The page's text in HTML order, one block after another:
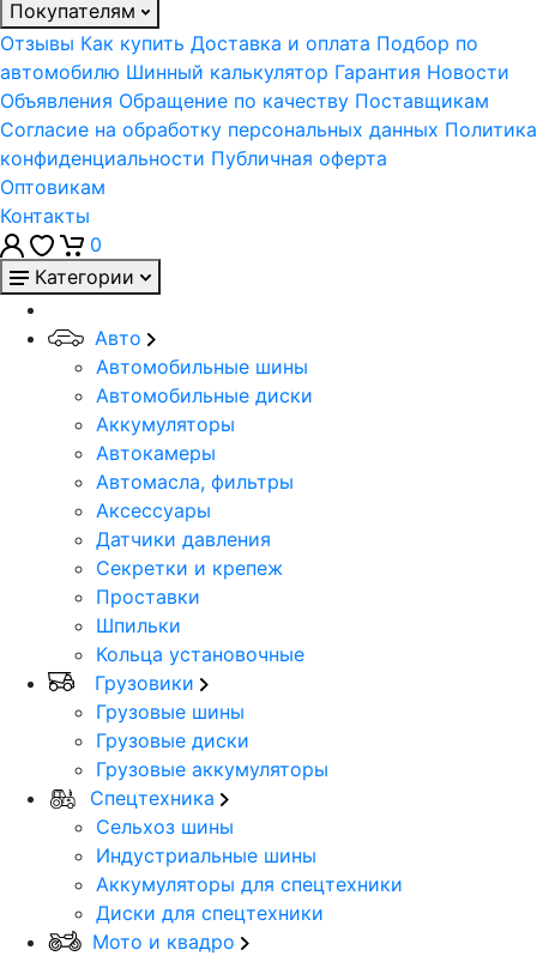
Покупателям
Отзывы Как купить Доставка и оплата Подбор по
автомобилю Шинный калькулятор Гарантия Новости
Объявления Обращение по качеству Поставщикам
Согласие на обработку персональных данных Политика
конфиденциальности Публичная оферта
Оптовикам
Контакты
0
Категории
Авто
Автомобильные шины
Автомобильные диски
Аккумуляторы
Автокамеры
Автомасла, фильтры
Аксессуары
Датчики давления
Секретки и крепеж
Проставки
Шпильки
Кольца установочные
Грузовики
Грузовые шины
Грузовые диски
Грузовые аккумуляторы
Спецтехника
Сельхоз шины
Индустриальные шины
Аккумуляторы для спецтехники
Диски для спецтехники
Мото и квадро